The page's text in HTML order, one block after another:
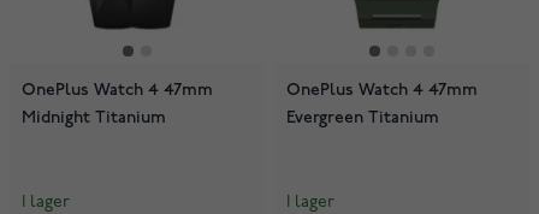
OnePlus Watch 4 47mm
Midnight Titanium
I lager
OnePlus Watch 4 47mm
Evergreen Titanium
I lager